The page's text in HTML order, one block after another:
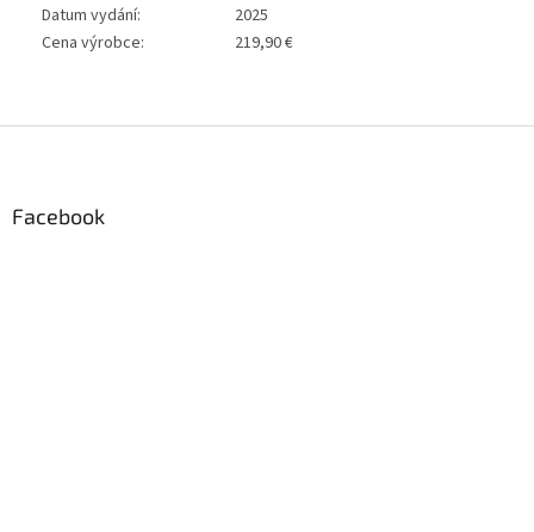
Datum vydání:
2025
Cena výrobce:
219,90 €
Facebook